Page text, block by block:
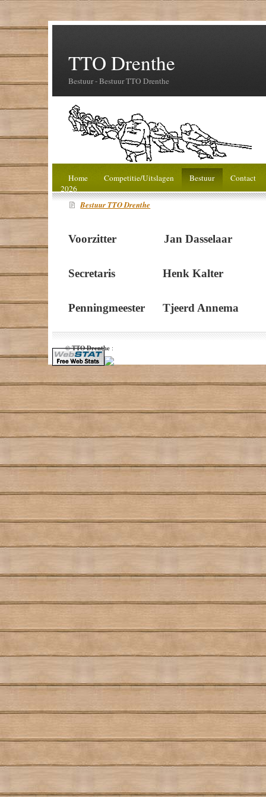
TTO Drenthe
Bestuur - Bestuur TTO Drenthe
Home Competitie/Uitslagen Bestuur
Contact
2026
Bestuur TTO Drenthe
Voorzitter Jan Dasselaar
Secretaris Henk Kalter
Penningmeester Tjeerd Annema
©TTO Drenthe: